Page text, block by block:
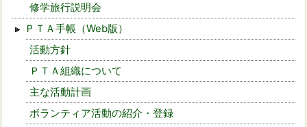
修学旅行説明会
ＰＴＡ手帳（Web版）
活動方針
ＰＴＡ組織について
主な活動計画
ボランティア活動の紹介・登録